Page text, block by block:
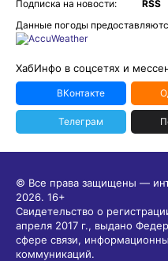
Подписка на новости:
RSS
Данные погоды
ХабИнфо в соцсетях и
ВКонтакте
Телеграм
© Все права защищены —
2026. 16+
Свидетельство о
апреля 2017 г., выдано
сфере связи,
коммуникаций.